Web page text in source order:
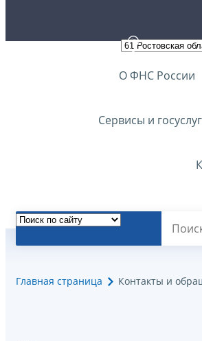
О ФНС России
Сервисы и
Главная страница Контакты и